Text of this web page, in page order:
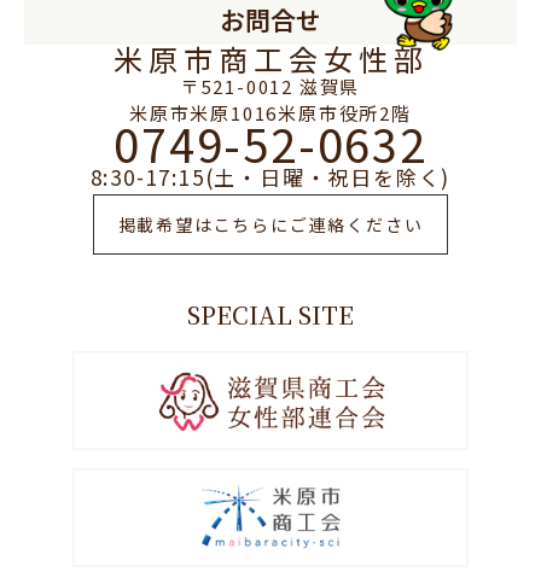
お問合せ
米原市商工会女性部
〒521-0012 滋賀県
米原市米原1016米原市役所2階
0749-52-0632
8:30-17:15(土・日曜・祝日を除く)
掲載希望はこちらにご連絡ください
SPECIAL SITE